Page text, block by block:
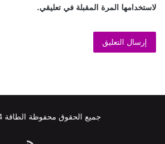
لاستخدامها المرة المقبلة في تعليقي.
جميع الحقوق محفوظة الطاقة 24 @ 2020